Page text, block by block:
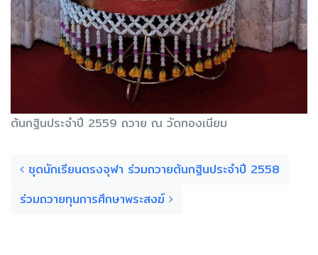
ต้นกฐินประจำปี 2559 ถวาย ณ วัดทองเนียม
ชุดนักเรียนตรงจุฬา ร่วมถวายต้นกฐินประจำปี 2558
ร่วมถวายทุนการศึกษาพระสงฆ์